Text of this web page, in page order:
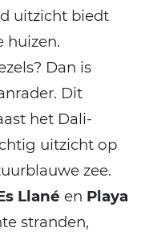
uitzicht biedt
huizen.
Dan is
Dit
het Dali-
uitzicht op
zee.
Llané en Playa
stranden,